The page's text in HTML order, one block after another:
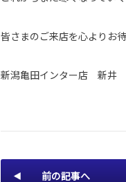
皆さまのご来店を心よりお
新潟亀田インター店 新井
前の記事へ